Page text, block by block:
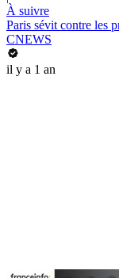
À suivre
Paris sévit contre les
CNEWS
il y a 1 an